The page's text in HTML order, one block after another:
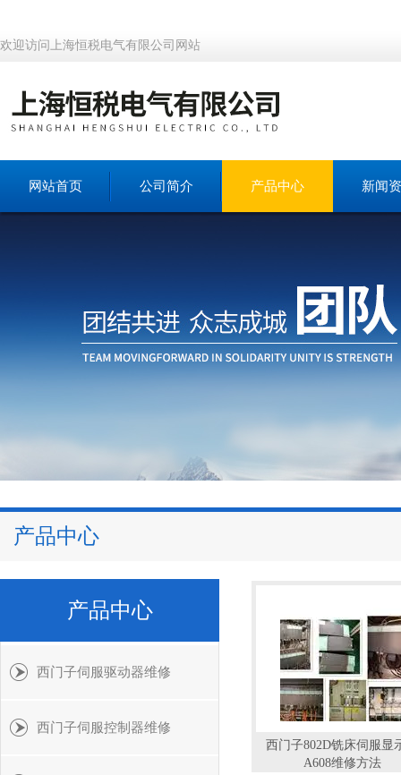
欢迎访问上海恒税电气有限公司网站
网站首页 公司简介 产品中心 新闻
产品中心
产品中心
西门子伺服驱动器维修
西门子伺服控制器维修
西门子802D铣床伺服显
A608维修方法